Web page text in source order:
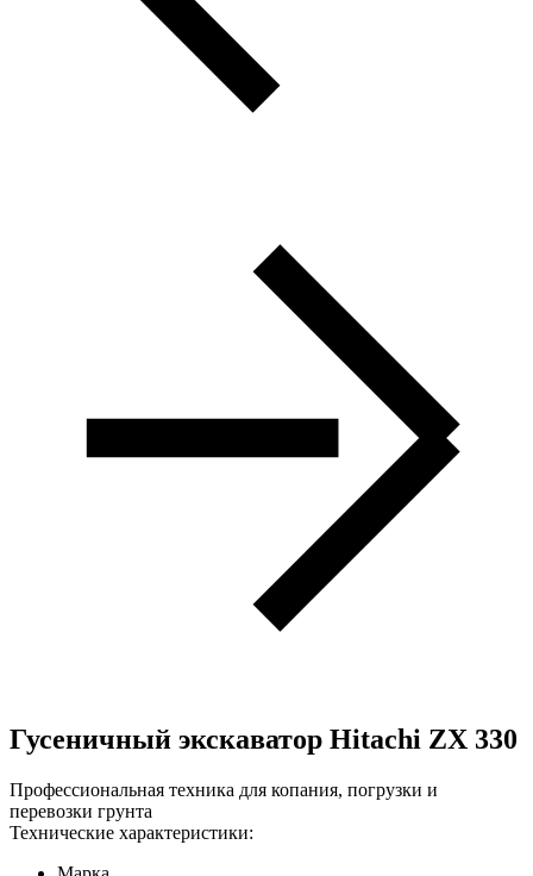
Гусеничный экскаватор Hitachi ZX 330
Профессиональная техника для копания, погрузки и
перевозки грунта
Технические характеристики: